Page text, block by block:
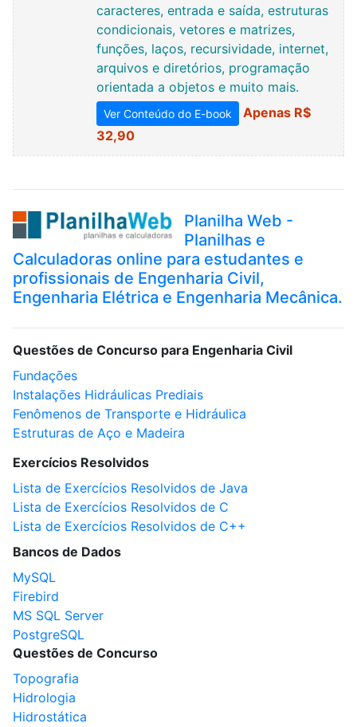
caracteres, entrada e saída, estruturas
condicionais, vetores e matrizes,
funções, laços, recursividade, internet,
arquivos e diretórios, programação
orientada a objetos e muito mais.
Ver Conteúdo do E-book
Apenas R$
32,90
Planilha Web -
Planilhas e
Calculadoras online para estudantes e
profissionais de Engenharia Civil,
Engenharia Elétrica e Engenharia Mecânica.
Questões de Concurso para Engenharia Civil
Fundações
Instalações Hidráulicas Prediais
Fenômenos de Transporte e Hidráulica
Estruturas de Aço e Madeira
Exercícios Resolvidos
Lista de Exercícios Resolvidos de Java
Lista de Exercícios Resolvidos de C
Lista de Exercícios Resolvidos de C++
Bancos de Dados
MySQL
Firebird
MS SQL Server
PostgreSQL
Questões de Concurso
Topografia
Hidrologia
Hidrostática